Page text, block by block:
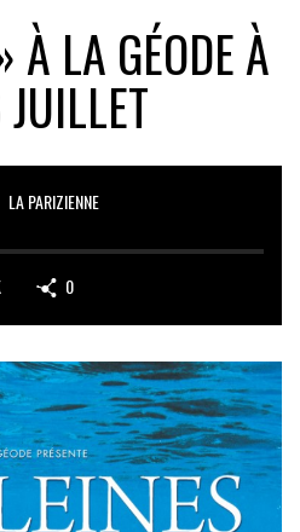
À LA GÉODE À
LA PARIZIENNE
0